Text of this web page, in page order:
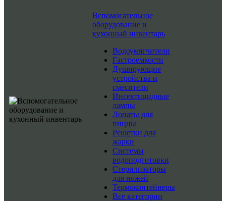
Вспомогательное
оборудование и
кухонный инвентарь
Водоумягчители
Гастроемкости
Душирующие
устройства и
смесители
Инсектицидные
лампы
Лопаты для
пиццы
Решетки для
жарки
Системы
водоподготовки
Стерилизаторы
для ножей
Термоконтейнеры
Все категории